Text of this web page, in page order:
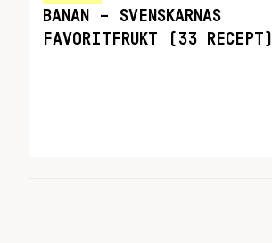
BANAN – SVENSKARNAS
FAVORITFRUKT (33 RECEPT)